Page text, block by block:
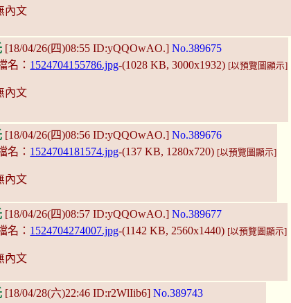
內文
[18/04/26(四)08:55 ID:yQQOwAO.] No.389675
名： 1524704155786.jpg-(1028 KB, 3000x1932) [以預覽圖顯示]
內文
[18/04/26(四)08:56 ID:yQQOwAO.] No.389676
名： 1524704181574.jpg-(137 KB, 1280x720) [以預覽圖顯示]
內文
[18/04/26(四)08:57 ID:yQQOwAO.] No.389677
名： 1524704274007.jpg-(1142 KB, 2560x1440) [以預覽圖顯示]
內文
[18/04/28(六)22:46 ID:r2WlIib6] No.389743